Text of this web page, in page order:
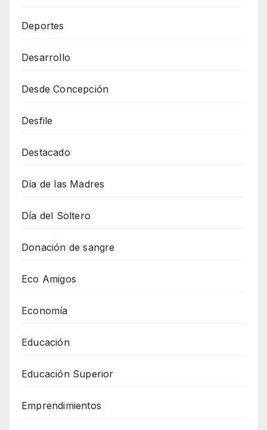
Deportes
Desarrollo
Desde Concepción
Desfile
Destacado
Día de las Madres
Día del Soltero
Donación de sangre
Eco Amigos
Economía
Educación
Educación Superior
Emprendimientos